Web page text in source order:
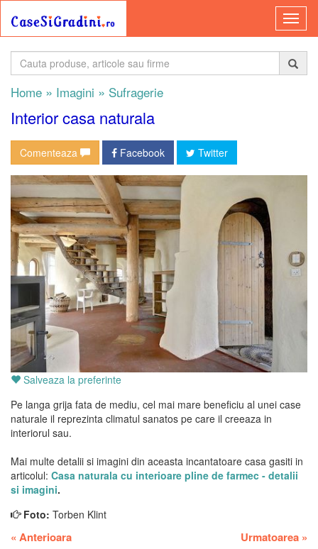
Home » Imagini » Sufragerie
Interior casa naturala
Comenteaza Facebook Twitter
Salveaza la preferinte
Pe langa grija fata de mediu, cel mai mare beneficiu al unei case
naturale il reprezinta climatul sanatos pe care il creeaza in
interiorul sau.
Mai multe detalii si imagini din aceasta incantatoare casa gasiti in
articolul: Casa naturala cu interioare pline de farmec - detalii
si imagini.
Foto: Torben Klint
« Anterioara Urmatoarea »